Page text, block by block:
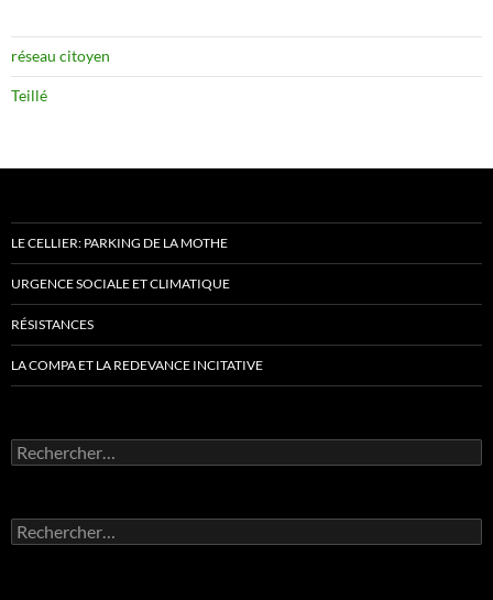
réseau citoyen
Teillé
LE CELLIER: PARKING DE LA MOTHE
URGENCE SOCIALE ET CLIMATIQUE
RÉSISTANCES
LA COMPA ET LA REDEVANCE INCITATIVE
Rechercher :
Rechercher :